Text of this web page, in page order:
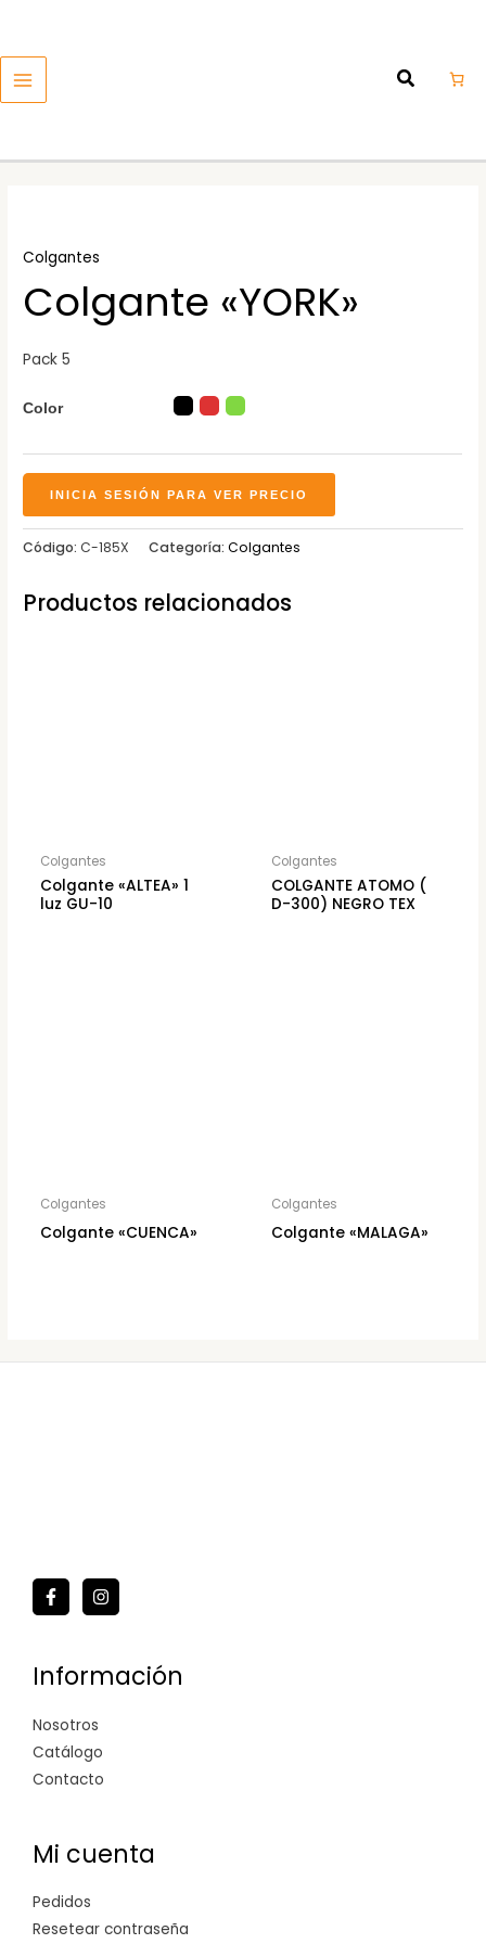
MENU
Colgantes
Colgante «YORK»
Pack 5
Color
INICIA SESIÓN PARA VER PRECIO
Código:C-185X Categoría:Colgantes
Productos relacionados
Colgantes
Colgante «ALTEA» 1
luz GU-10
Colgantes
COLGANTE ATOMO (
D-300) NEGRO TEX
Colgantes
Colgante «CUENCA»
Colgantes
Colgante «MALAGA»
Información
Nosotros
Catálogo
Contacto
Mi cuenta
Pedidos
Resetear contraseña